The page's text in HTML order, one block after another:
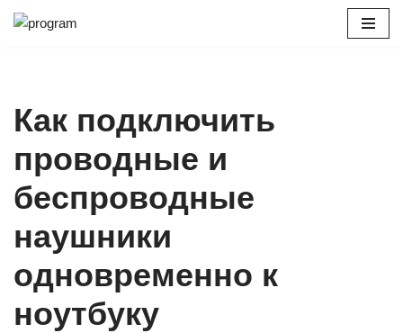
Как подключить
проводные и
беспроводные
наушники
одновременно к
ноутбуку